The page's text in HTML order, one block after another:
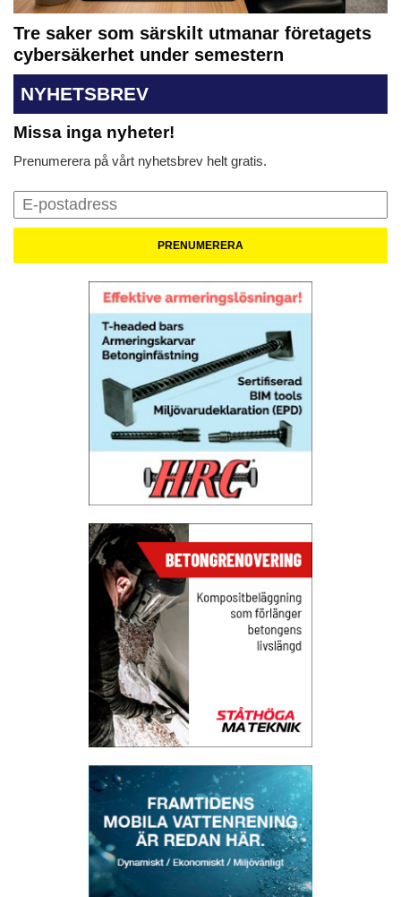
Tre saker som särskilt utmanar företagets
cybersäkerhet under semestern
NYHETSBREV
Missa inga nyheter!
Prenumerera på vårt nyhetsbrev helt gratis.